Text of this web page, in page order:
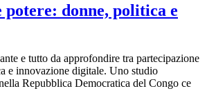
potere: donne, politica e
e tutto da approfondire tra partecipazione
e innovazione digitale. Uno studio
Repubblica Democratica del Congo ce